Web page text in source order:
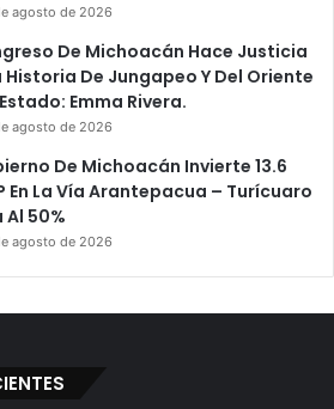
agosto de 2026
De Michoacán Hace Justicia
Historia De Jungapeo Y Del Oriente
Emma Rivera.
agosto de 2026
De Michoacán Invierte 13.6
En La Vía Arantepacua – Turícuaro
Al 50%
agosto de 2026